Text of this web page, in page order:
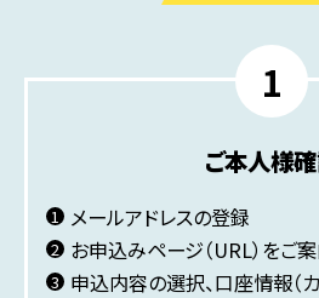
ご本人様
メールアドレスの登録
お申込みページ（URL）をご
申込内容の選択、口座情報（